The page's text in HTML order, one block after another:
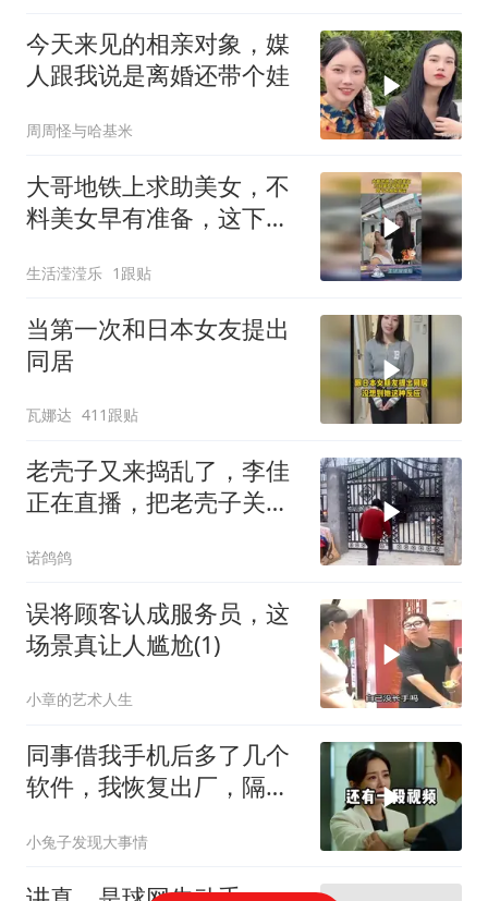
今天来见的相亲对象，媒
人跟我说是离婚还带个娃
周周怪与哈基米
大哥地铁上求助美女，不
料美女早有准备，这下大
生活滢滢乐 1跟贴
当第一次和日本女友提出
同居
瓦娜达 411跟贴
老壳子又来捣乱了，李佳
正在直播，把老壳子关在
诺鸽鸽
误将顾客认成服务员，这
场景真让人尴尬(1)
小章的艺术人生
同事借我手机后多了几个
软件，我恢复出厂，隔壁
小兔子发现大事情